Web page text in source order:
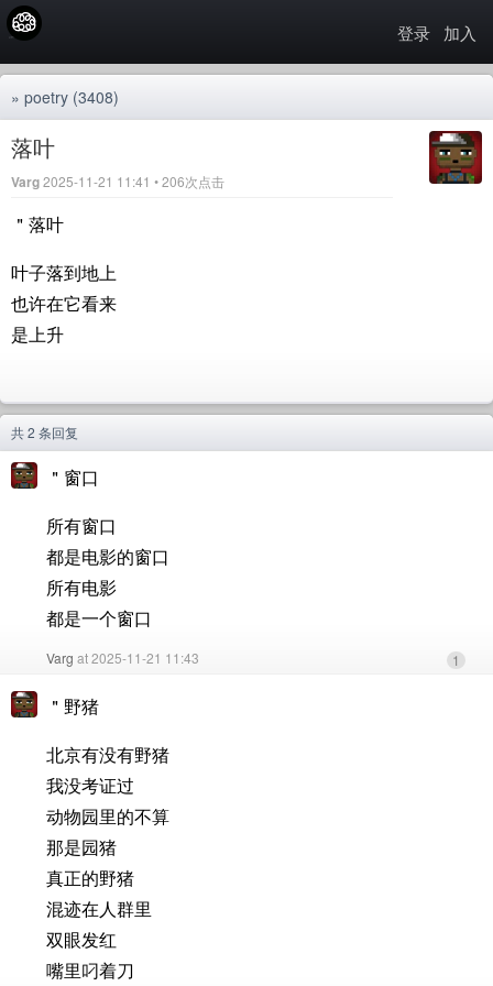
登录 加入
» poetry (3408)
落叶
Varg2025-11-21 11:41 • 206次点击
＂落叶
叶子落到地上
也许在它看来
是上升
共 2 条回复
＂窗口
所有窗口
都是电影的窗口
所有电影
都是一个窗口
Varg at 2025-11-21 11:43 1
＂野猪
北京有没有野猪
我没考证过
动物园里的不算
那是园猪
真正的野猪
混迹在人群里
双眼发红
嘴里叼着刀